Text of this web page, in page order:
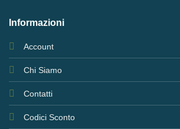
Informazioni
Account
Chi Siamo
Contatti
Codici Sconto